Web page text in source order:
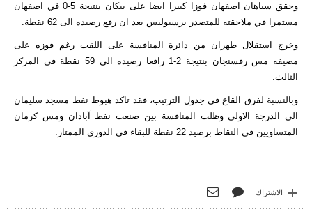
وحقق سباهان اصفهان فوزا كبيرا ايضا على بيكان بنتيجة 5-0 في اصفهان
مستمرا في ملاحقته للمتصدر برسبوليس بعد ان رفع رصيده الى 62 نقطة.
وخرج استقلال طهران من دائرة المنافسة على اللقب رغم فوزه على
مضيفه مس رفسنجان بنتيجة 2-1 رافعا رصيده الى 59 نقطة في المركز
الثالث.
وبالنسبة لفرق القاع في جدول الترتيب، فقد تاكد هبوط نفط مسجد سليمان
الى الدرجة الاولى وظلت المنافسة بين صنعت نفط آبادان ومس كرمان
المتساويين في النقاط برصيد 22 نقطة للبقاء في الدوري الممتاز.
الاشتراك